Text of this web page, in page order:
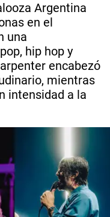
Argentina
en el
una
hip hop y
encabezó
mientras
intensidad a la